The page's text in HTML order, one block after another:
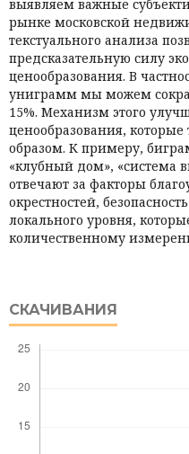
выявляем важные
рынке московской
текстуального анализа
предсказательную силу
ценообразования. В
униграмм мы можем
15%. Механизм этого
ценообразования,
образом. К примеру,
«клубный дом», «система
отвечают за факторы
окрестностей,
локального уровня,
количественному
СКАЧИВАНИЯ